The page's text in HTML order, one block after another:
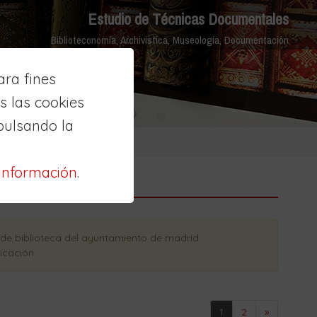
fines
las cookies
la
.
Estudio de Técnicas Documentales
Biblioteconomía, Archivistica, Museología, Documentación
biblioteca del ayuntamiento de madrid.
.
1
2 »